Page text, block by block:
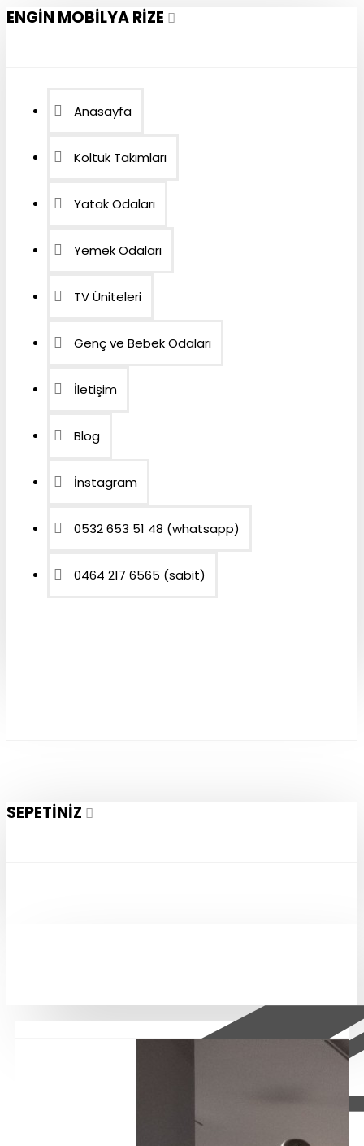
ENGIN MOBILYA RIZE
Anasayfa
Koltuk Takımları
Yatak Odaları
Yemek Odaları
TV Üniteleri
Genç ve Bebek Odaları
İletişim
Blog
İnstagram
0532 653 51 48 (whatsapp)
0464 217 6565 (sabit)
SEPETINIZ